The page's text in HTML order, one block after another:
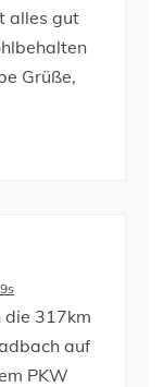
alles gut
Grüße,
die 317km
auf
PKW